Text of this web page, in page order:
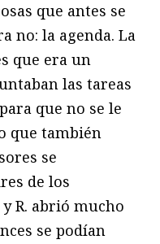
que antes se
no: la agenda. La
que era un
las tareas
que no se le
que también
se
de los
R. abrió mucho
se podían